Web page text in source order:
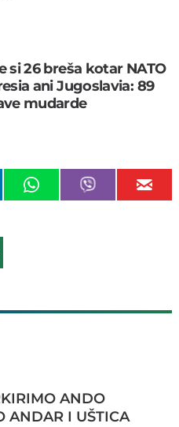
si 26 breša kotar NATO
ani Jugoslavia: 89
mudarde
ANDO
ANDAR I UŠTICA